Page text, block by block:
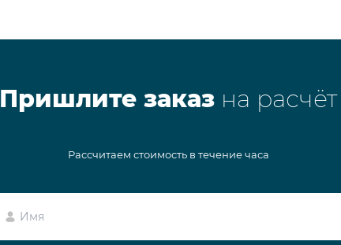
Пришлите заказ на расчёт
Рассчитаем стоимость в течение часа